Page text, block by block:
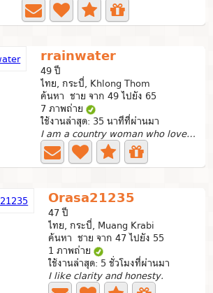
rrainwater
49 ปี
ไทย, กระบี่, Khlong Thom
ค้นหา ชาย จาก 49 ไปยัง 65
7 ภาพถ่าย
ใช้งานล่าสุด: 35 นาทีที่ผ่านมา
I am a country woman who loves nature.
Orasa21235
47 ปี
ไทย, กระบี่, Muang Krabi
ค้นหา ชาย จาก 47 ไปยัง 55
1 ภาพถ่าย
ใช้งานล่าสุด: 5 ชั่วโมงที่ผ่านมา
I like clarity and honesty.